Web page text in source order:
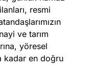
resmi
ve tarım
yöresel
kadar en doğru